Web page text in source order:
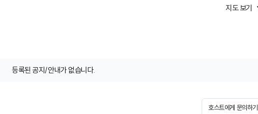
지도 보기
등록된 공지/안내가 없습니다.
호스트에게 문의하기